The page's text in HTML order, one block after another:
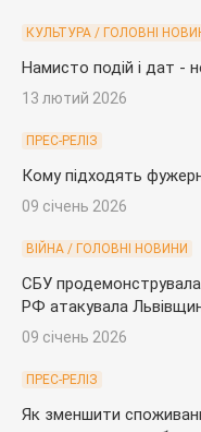
КУЛЬТУРА / ГОЛОВНІ
Намисто подій і дат -
13 лютий 2026
ПРЕС-РЕЛІЗ
Кому підходять
09 січень 2026
ВІЙНА / ГОЛОВНІ НОВИНИ
СБУ
РФ атакувала
09 січень 2026
ПРЕС-РЕЛІЗ
Як зменшити